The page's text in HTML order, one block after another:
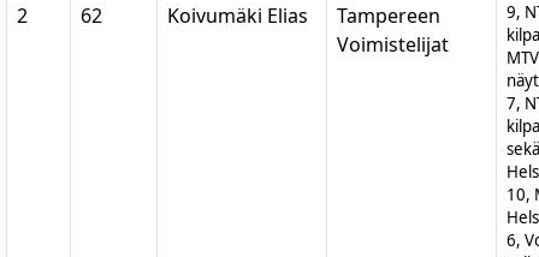
2 62 Koivumäki Elias
Tampereen
Voimistelijat
9,
7,
10,
6,